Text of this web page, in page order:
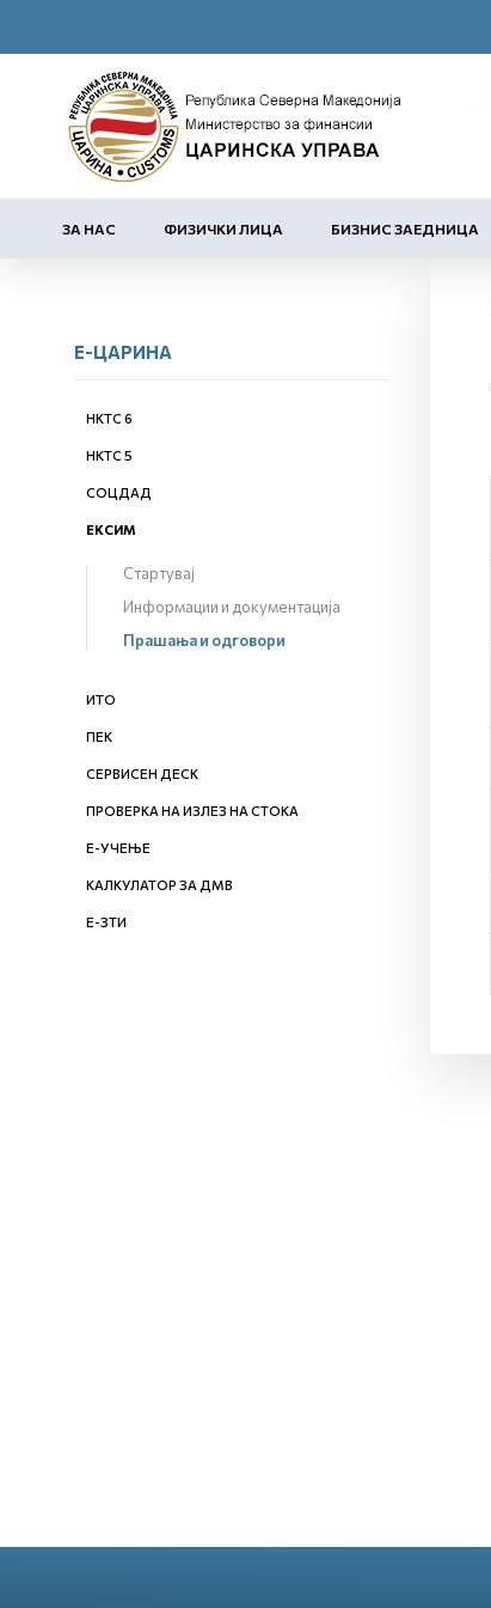
ЗА НАС ФИЗИЧКИ ЛИЦА БИЗНИС ЗАЕДНИЦА
Е-ЦАРИНА
НКТС 6
НКТС 5
СОЦДАД
ЕКСИМ
Стартувај
Информации и документација
Прашања и одговори
ИТО
ПЕК
СЕРВИСЕН ДЕСК
ПРОВЕРКА НА ИЗЛЕЗ НА СТОКА
Е-УЧЕЊЕ
КАЛКУЛАТОР ЗА ДМВ
Е-ЗТИ